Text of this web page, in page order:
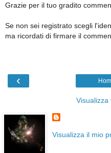
Grazie per il tuo gradito
Se non sei registrato scegli
ma ricordati di firmare il
‹
Visualizza
Visualizza il mio